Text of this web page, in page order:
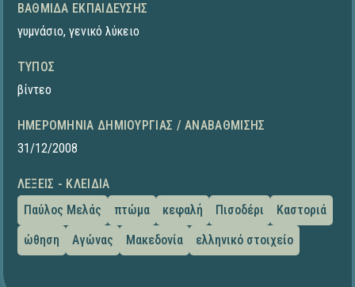
ΒΑΘΜΊΔΑ ΕΚΠΑΊΔΕΥΣΗΣ
γυμνάσιο, γενικό λύκειο
ΤΎΠΟΣ
βίντεο
ΗΜΕΡΟΜΗΝΊΑ ΔΗΜΙΟΥΡΓΊΑΣ / ΑΝΑΒΆΘΜΙΣΗΣ
31/12/2008
ΛΈΞΕΙΣ - ΚΛΕΙΔΙΆ
Παύλος Μελάς
πτώμα κεφαλή Πισοδέρι
Καστοριά
ώθηση
Αγώνας Μακεδονία ελληνικό στοιχείο